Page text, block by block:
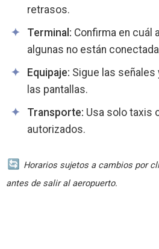
retrasos.
Terminal: Confirma en cuál
algunas no están
Equipaje: Sigue las señales
las pantallas.
Transporte: Usa solo taxis
autorizados.
Horarios sujetos a cambios por
antes de salir al aeropuerto.